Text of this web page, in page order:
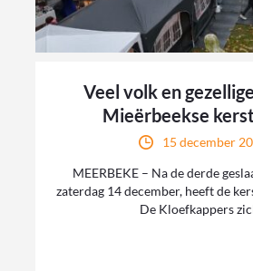
Veel volk en
Mieërbeekse
15 december
MEERBEKE – Na de derde
zaterdag 14 december, heeft de
De Kloefkappers